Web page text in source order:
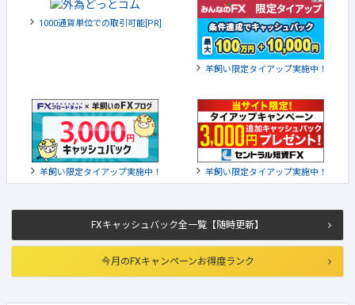
FXキャッシュバック全一覧【随時更新】
今月のFXキャンペーンお得度ランク
1000通貨単位での取引可能[PR]
羊飼い限定タイアップ実施中！
羊飼い限定タイアップ実施中！ 羊飼い限定タイアップ実施中！